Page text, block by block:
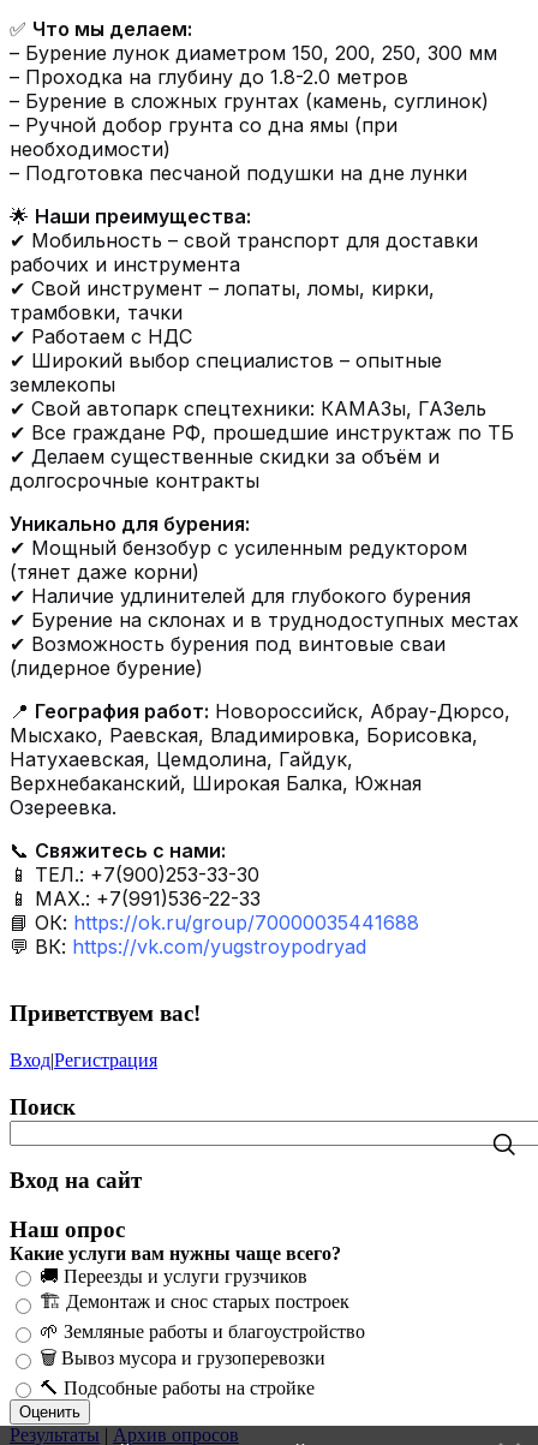
✅ Что мы делаем:
– Бурение лунок диаметром 150, 200, 250, 300 мм
– Проходка на глубину до 1.8-2.0 метров
– Бурение в сложных грунтах (камень, суглинок)
– Ручной добор грунта со дна ямы (при
необходимости)
– Подготовка песчаной подушки на дне лунки
🌟 Наши преимущества:
✔ Мобильность – свой транспорт для доставки
рабочих и инструмента
✔ Свой инструмент – лопаты, ломы, кирки,
трамбовки, тачки
✔ Работаем с НДС
✔ Широкий выбор специалистов – опытные
землекопы
✔ Свой автопарк спецтехники: КАМАЗы, ГАЗель
✔ Все граждане РФ, прошедшие инструктаж по ТБ
✔ Делаем существенные скидки за объём и
долгосрочные контракты
Уникально для бурения:
✔ Мощный бензобур с усиленным редуктором
(тянет даже корни)
✔ Наличие удлинителей для глубокого бурения
✔ Бурение на склонах и в труднодоступных местах
✔ Возможность бурения под винтовые сваи
(лидерное бурение)
📍 География работ: Новороссийск, Абрау-Дюрсо,
Мысхако, Раевская, Владимировка, Борисовка,
Натухаевская, Цемдолина, Гайдук,
Верхнебаканский, Широкая Балка, Южная
Озереевка.
📞 Свяжитесь с нами:
📱 ТЕЛ.: +7(900)253-33-30
📱 МАХ.: +7(991)536-22-33
📘 ОК: https://ok.ru/group/70000035441688
💬 ВК: https://vk.com/yugstroypodryad
Приветствуем вас!
Вход|Регистрация
Поиск
Вход на сайт
Наш опрос
Какие услуги вам нужны чаще всего?
🚚 Переезды и услуги грузчиков
🏗️ Демонтаж и снос старых построек
🌱 Земляные работы и благоустройство
🗑️ Вывоз мусора и грузоперевозки
🔨 Подсобные работы на стройке
Результаты | Архив опросов